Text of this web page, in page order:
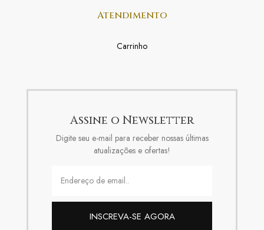
Atendimento
Carrinho
Assine o Newsletter
Digite seu e-mail para receber nossas últimas
atualizações e ofertas!
INSCREVA-SE AGORA